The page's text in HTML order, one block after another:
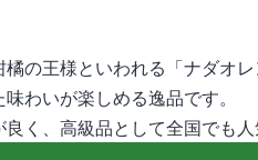
の王様といわれる「ナダオ
わいが楽しめる逸品です。
く、高級品として全国でも人